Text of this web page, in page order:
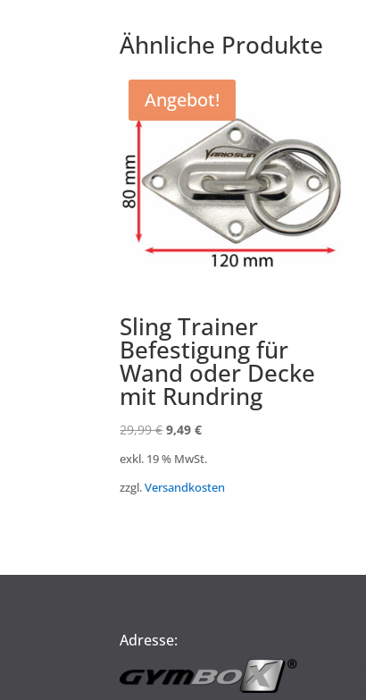
Ähnliche Produkte
Angebot!
Sling Trainer
Befestigung für
Wand oder Decke
mit Rundring
29,99€Ursprünglicher
29,99 €
9,49€Aktueller
9,49 €.
exkl. 19 % MwSt.
zzgl.Versandkosten
Adresse: